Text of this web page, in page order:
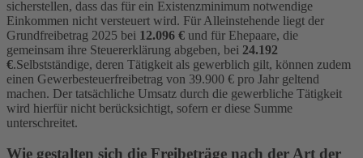
sicherstellen, dass das für ein Existenzminimum notwendige
Einkommen nicht versteuert wird. Für Alleinstehende liegt der
Grundfreibetrag 2025 bei 12.096 € und für Ehepaare, die
gemeinsam ihre Steuererklärung abgeben, bei 24.192
€.Selbstständige, deren Tätigkeit als gewerblich gilt, können zudem
einen Gewerbesteuerfreibetrag von 39.900 € pro Jahr geltend
machen. Der tatsächliche Umsatz durch die gewerbliche Tätigkeit
wird hierfür nicht berücksichtigt, sofern er diese Summe
unterschreitet.
Wie gestalten sich die Freibeträge nach der Art der